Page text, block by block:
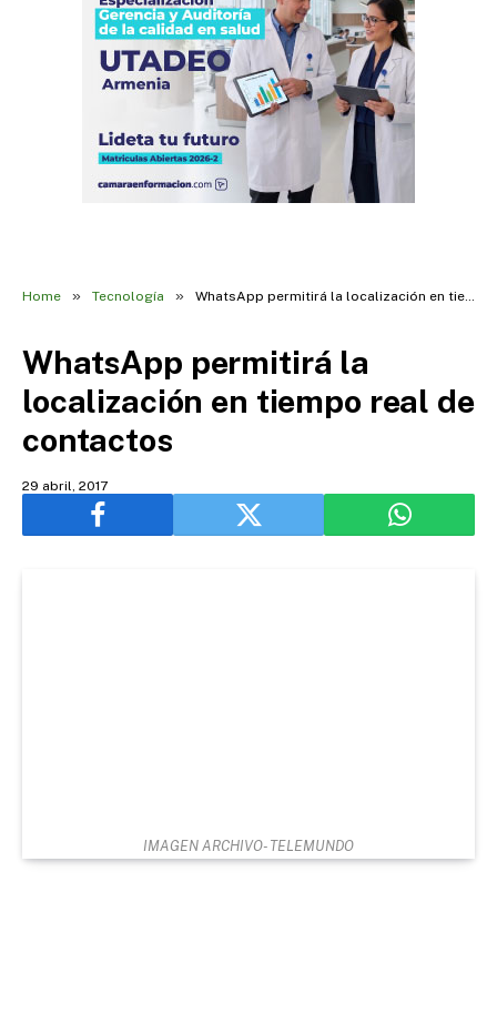
Home » Tecnología » WhatsApp permitirá la localización en tiempo real de contactos
WhatsApp permitirá la
localización en tiempo real de
contactos
29 abril, 2017
IMAGEN ARCHIVO- TELEMUNDO